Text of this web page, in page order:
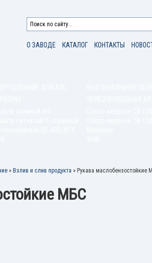
О ЗАВОДЕ КАТАЛОГ КОНТАКТЫ
» Взлив и слив продукта » Рукава маслобензостойкие
МБС